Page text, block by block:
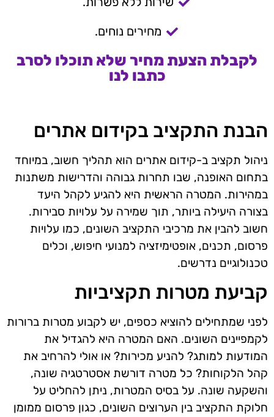
מחירים נוחים.
לקבלת הצעת מחיר שלא תוכלו לסרב
כתבו לנו
הבנת התקציב בקידום אתרים
ניהול תקציב ב-קידום אתרים הוא תהליך חשוב, במיוחד
בתחום האופנה, שבו תחרות גבוהה והדרישות משתנות
במהירות. המטרה הראשית היא להגיע לקהל היעד
בצורה היעילה ביותר, תוך שמירה על עלויות סבירות.
חשוב להבין את מרכיבי התקציב השונים, כמו עלויות
פרסום, תכנים, אופטימיזציה למנועי חיפוש, וכלים
טכנולוגיים נדרשים.
קביעת מטרות תקציביות
לפני שמתחילים להוציא כספים, יש לקבוע מטרות ברורות
לקמפיינים השונים. האם המטרה היא להגדיל את
המודעות למותג? להניע מכירות? או אולי להרחיב את
קהל הלקוחות? כל מטרה דורשת אסטרטגיה שונה,
והשקעה שונה. על בסיס המטרות, ניתן להחליט על
חלוקת התקציב בין הערוצים השונים, כגון פרסום ממומן